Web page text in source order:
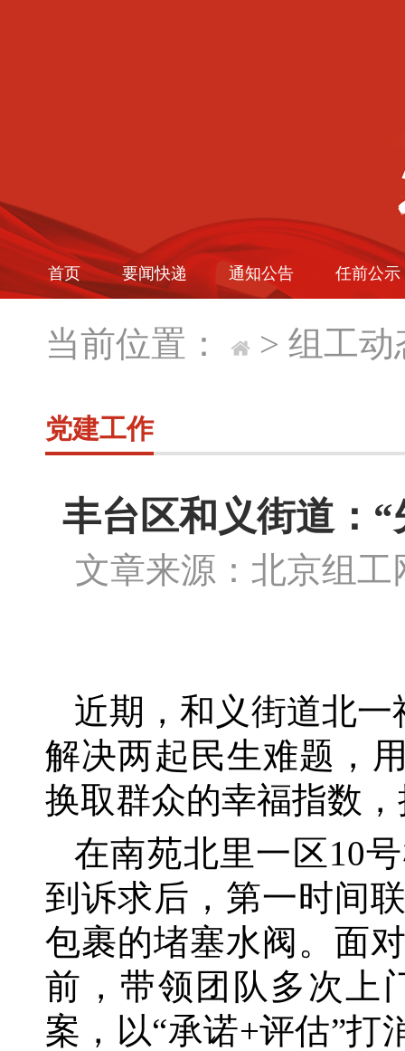
首页 要闻快递 通知公告 任前公示
当前位置： > 组工动
党建工作
丰台区和义街道：
文章来源：北京
近期，和义街道北一
解决两起民生难题，
换取群众的幸福指数
在南苑北里一区10
到诉求后，第一时间
包裹的堵塞水阀。面
前，带领团队多次上
案，以“承诺+评估”打